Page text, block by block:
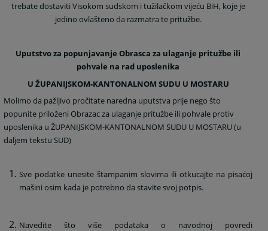
trebate dostaviti Visokom sudskom i tužilačkom vijeću BiH, koje je
jedino ovlašteno da razmatra te pritužbe.
Uputstvo za popunjavanje Obrasca za ulaganje pritužbe ili
pohvale na rad uposlenika
U ŽUPANIJSKOM-KANTONALNOM SUDU U MOSTARU
Molimo da pažljivo pročitate naredna uputstva prije nego što
popunite priloženi Obrazac za ulaganje pritužbe ili pohvale protiv
uposlenika u ŽUPANIJSKOM-KANTONALNOM SUDU U MOSTARU (u
daljem tekstu SUD)
Sve podatke unesite štampanim slovima ili otkucajte na pisaćoj
mašini osim kada je potrebno da stavite svoj potpis.
Navedite što više podataka o navodnoj povredi